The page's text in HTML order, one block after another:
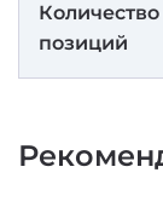
позиций